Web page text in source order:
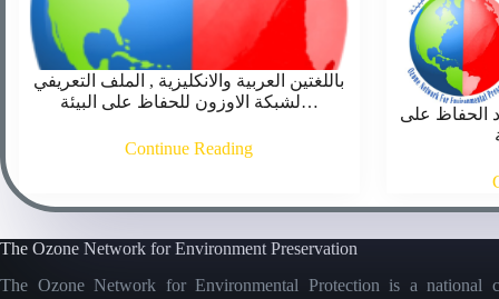
باللغتين العربية والانكليزية , الملف التعريفي
لشبكة الاوزون للحفاظ على البيئة…
Continue Reading
الحفاظ على
The Ozone Network for Environment Preservation
The Ozone Network for Environmental Protection is a national